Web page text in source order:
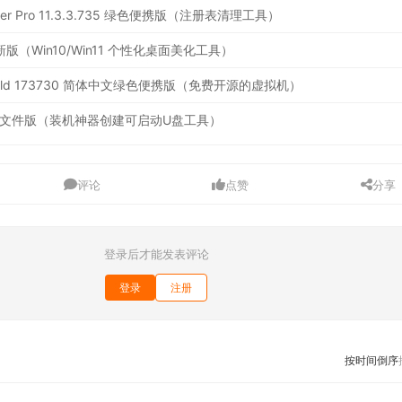
Pro 11.3.3.735 绿色便携版（注册表清理工具）
（Win10/Win11 个性化桌面美化工具）
173730 简体中文绿色便携版（免费开源的虚拟机）
件版（装机神器创建可启动U盘工具）
评论 点赞 分享
登录后才能发表评论
登录 注册
按时间倒序